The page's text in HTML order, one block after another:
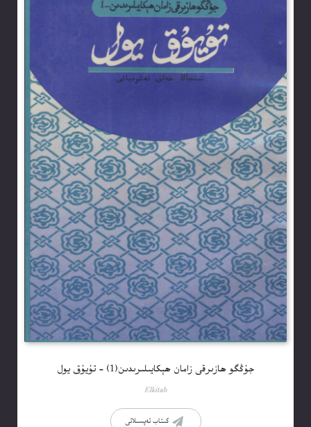
جۇڭگو ھازىرقى زامان ھېكايىلىرىدىن(1) – تۇيۇق يول
Elkitab
كىتاب تەپسىلاتى